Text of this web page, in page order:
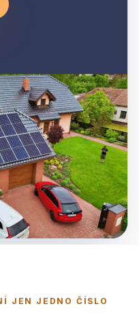
JEN JEDNO ČÍSLO